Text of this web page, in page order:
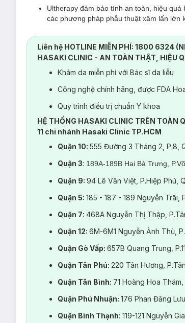
Ultherapy đảm bảo tính an toàn, hiệu
các phương pháp phẫu thuật xâm lấn lớn
2/ Công nghệ Ultherapy phù
Những người có tình trạng nọng cằm, da
thuật đau đớn và chứa nhiều rủi ro.
Những làn da có nhiều nếp nhăn nông và
Những làn da bị chùng nhão và chảy xệ
Đặc biệt, những người có vùng bắp tay
Liên hệ hotline 1800 6324 (Nhấn phím 2) để
Liên hệ HOTLINE MIỄN PHÍ: 1800 6324
HASAKI CLINIC - AN TOÀN THẬT, HIỆU
Khám da miễn phí với Bác sĩ da liễu
Công nghệ chính hãng, được FDA
Quy trình điều trị chuẩn Y khoa
HỆ THỐNG HASAKI CLINIC TRÊN TOÀN
11 chi nhánh Hasaki Clinic TP.HCM
Quận 10: 555 Đường 3 Tháng 2, P.8,
Quận 3: 189A-189B Hai Bà Trưng,
Quận 9: 94 Lê Văn Việt, P.Hiệp Phú,
Quận 5: 185 - 187 - 189 Nguyễn Trãi,
Quận 7: 468A Nguyễn Thị Thập,
Quận 12: 6M-6M1 Nguyễn Ảnh Thủ,
Quận Gò Vấp: 657B Quang Trung,
Quận Tân Phú: 220 Tân Hương,
Quận Tân Bình: 71 Hoàng Hoa Thám,
Quận Phú Nhuận: 176 Phan Đăng
Quận Bình Thạnh: 119-121 Nguyễn